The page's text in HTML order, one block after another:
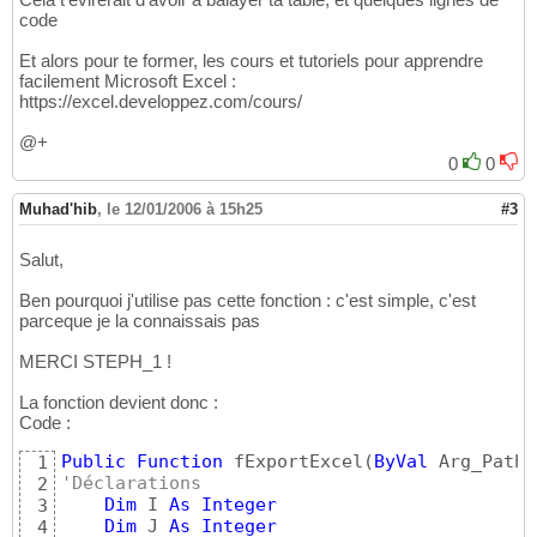
60
62
63
64
65
67
68
69
71
73
74
76
77
78
79
80
81
82
83
'with = la zone tableau
                            .Borders
(
                            .Borders
                        .Borders
(
End
If
If
code
Et alors pour te former, les cours et tutoriels pour apprendre
facilement Microsoft Excel :
https://excel.developpez.com/cours/
@+
0
0
Muhad'hib, le 12/01/2006 à 15h25 #3
Salut,
Ben pourquoi j'utilise pas cette fonction : c'est simple, c'est
parceque je la connaissais pas
MERCI STEPH_1 !
La fonction devient donc :
Code :
1
2
3
4
Public Function fExportExcel ( ByVal Arg_Path
'Déclarations
Dim I As
Integer
Dim J As Integer